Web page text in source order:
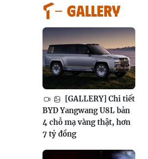
GALLERY
[GALLERY] Chi tiết
BYD Yangwang U8L bản
4 chỗ mạ vàng thật, hơn
7 tỷ đồng